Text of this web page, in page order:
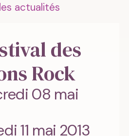
actualités
des
Rock
08 mai
11 mai 2013